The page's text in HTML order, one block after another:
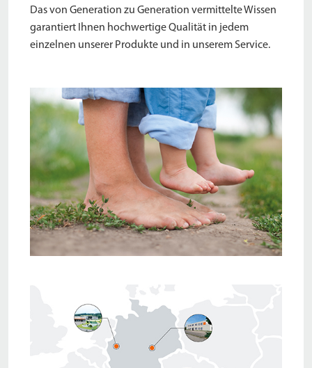
Das von Generation zu Generation vermittelte Wissen
garantiert Ihnen hochwertige Qualität in jedem
einzelnen unserer Produkte und in unserem Service.